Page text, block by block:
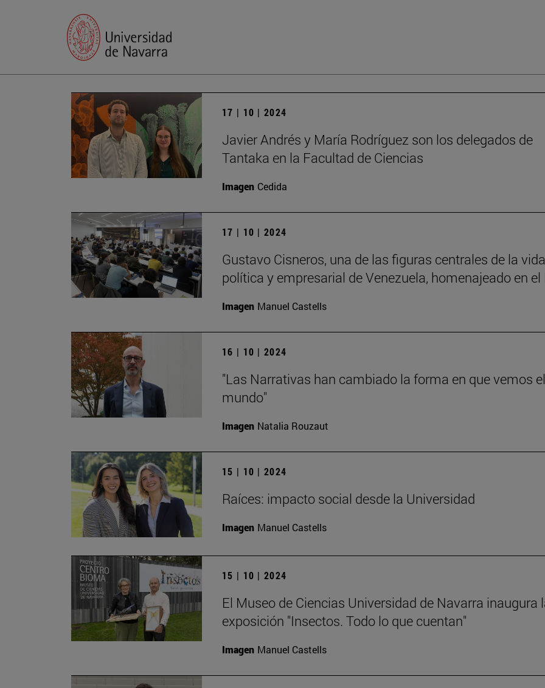
17 | 10 | 2024
Javier Andrés y María Rodríguez son los delegados de
Tantaka en la Facultad de Ciencias
Imagen Cedida
17 | 10 | 2024
Gustavo Cisneros, una de las figuras centrales de la vida
política y empresarial de Venezuela, homenajeado en el
Imagen Manuel Castells
16 | 10 | 2024
"Las Narrativas han cambiado la forma en que vemos el
mundo"
Imagen Natalia Rouzaut
15 | 10 | 2024
Raíces: impacto social desde la Universidad
Imagen Manuel Castells
15 | 10 | 2024
El Museo de Ciencias Universidad de Navarra inaugura
exposición "Insectos. Todo lo que cuentan"
Imagen Manuel Castells